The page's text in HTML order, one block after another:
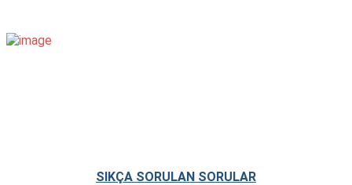
SIKÇA SORULAN SORULAR